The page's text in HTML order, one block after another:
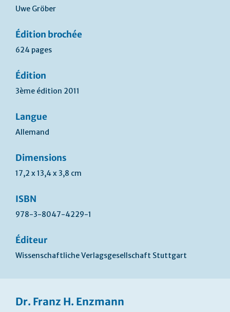
Uwe Gröber
Édition brochée
624 pages
Édition
3ème édition 2011
Langue
Allemand
Dimensions
17,2 x 13,4 x 3,8 cm
ISBN
978-3-8047-4229-1
Éditeur
Wissenschaftliche Verlagsgesellschaft Stuttgart
Dr. Franz H. Enzmann